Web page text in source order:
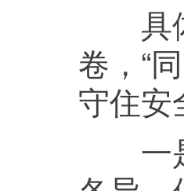
具体
卷，“
守住安
一是